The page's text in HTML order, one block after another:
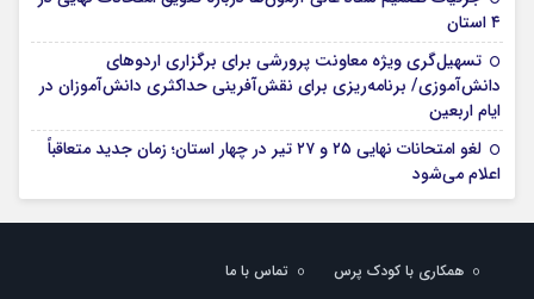
۴ استان
تسهیل‌گری ویژه معاونت پرورشی برای برگزاری اردوهای
دانش‌آموزی/ برنامه‌ریزی برای نقش‌آفرینی حداکثری دانش‌آموزان در
ایام اربعین
لغو امتحانات نهایی ۲۵ و ۲۷ تیر در چهار استان؛ زمان جدید متعاقباً
اعلام می‌شود
همکاری با کودک پرس
تماس با ما